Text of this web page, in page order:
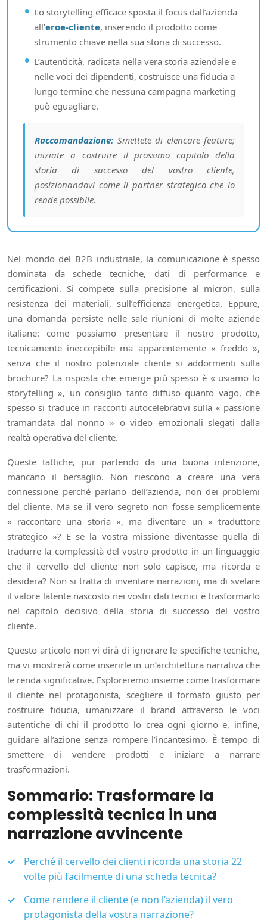
Lo storytelling efficace sposta il focus dall’azienda
all’eroe-cliente, inserendo il prodotto come
strumento chiave nella sua storia di successo.
L’autenticità, radicata nella vera storia aziendale e
nelle voci dei dipendenti, costruisce una fiducia a
lungo termine che nessuna campagna marketing
può eguagliare.
Raccomandazione: Smettete di elencare feature;
iniziate a costruire il prossimo capitolo della
storia di successo del vostro cliente,
posizionandovi come il partner strategico che lo
rende possibile.
Nel mondo del B2B industriale, la comunicazione è spesso
dominata da schede tecniche, dati di performance e
certificazioni. Si compete sulla precisione al micron, sulla
resistenza dei materiali, sull’efficienza energetica. Eppure,
una domanda persiste nelle sale riunioni di molte aziende
italiane: come possiamo presentare il nostro prodotto,
tecnicamente ineccepibile ma apparentemente « freddo »,
senza che il nostro potenziale cliente si addormenti sulla
brochure? La risposta che emerge più spesso è « usiamo lo
storytelling », un consiglio tanto diffuso quanto vago, che
spesso si traduce in racconti autocelebrativi sulla « passione
tramandata dal nonno » o video emozionali slegati dalla
realtà operativa del cliente.
Queste tattiche, pur partendo da una buona intenzione,
mancano il bersaglio. Non riescono a creare una vera
connessione perché parlano dell’azienda, non dei problemi
del cliente. Ma se il vero segreto non fosse semplicemente
« raccontare una storia », ma diventare un « traduttore
strategico »? E se la vostra missione diventasse quella di
tradurre la complessità del vostro prodotto in un linguaggio
che il cervello del cliente non solo capisce, ma ricorda e
desidera? Non si tratta di inventare narrazioni, ma di svelare
il valore latente nascosto nei vostri dati tecnici e trasformarlo
nel capitolo decisivo della storia di successo del vostro
cliente.
Questo articolo non vi dirà di ignorare le specifiche tecniche,
ma vi mostrerà come inserirle in un’architettura narrativa che
le renda significative. Esploreremo insieme come trasformare
il cliente nel protagonista, scegliere il formato giusto per
costruire fiducia, umanizzare il brand attraverso le voci
autentiche di chi il prodotto lo crea ogni giorno e, infine,
guidare all’azione senza rompere l’incantesimo. È tempo di
smettere di vendere prodotti e iniziare a narrare
trasformazioni.
Sommario: Trasformare la
complessità tecnica in una
narrazione avvincente
Perché il cervello dei clienti ricorda una storia 22
volte più facilmente di una scheda tecnica?
Come rendere il cliente (e non l’azienda) il vero
protagonista della vostra narrazione?